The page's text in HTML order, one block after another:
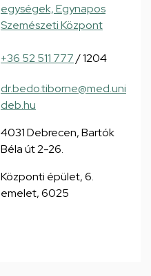
egységek, Egynapos
Szemészeti Központ
+36 52 511 777/ 1204
dr.bedo.tiborne@med.uni
deb.hu
4031 Debrecen, Bartók
Béla út 2-26.
Központi épület, 6.
emelet, 6025